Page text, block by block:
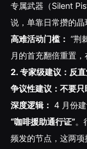
专属武器（Silent
说，单靠日常攒的晶
高难活动门槛： “荆
月的首充翻倍重置
2. 专家级建议：反
争议性建议：不要只
深度逻辑： 4 月份
“咖啡援助通行证”。
频发的节点，这两